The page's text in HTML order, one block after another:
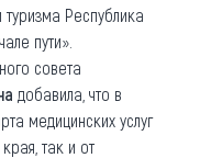
Республика
пути».
совета
добавила, что в
медицинских услуг
так и от